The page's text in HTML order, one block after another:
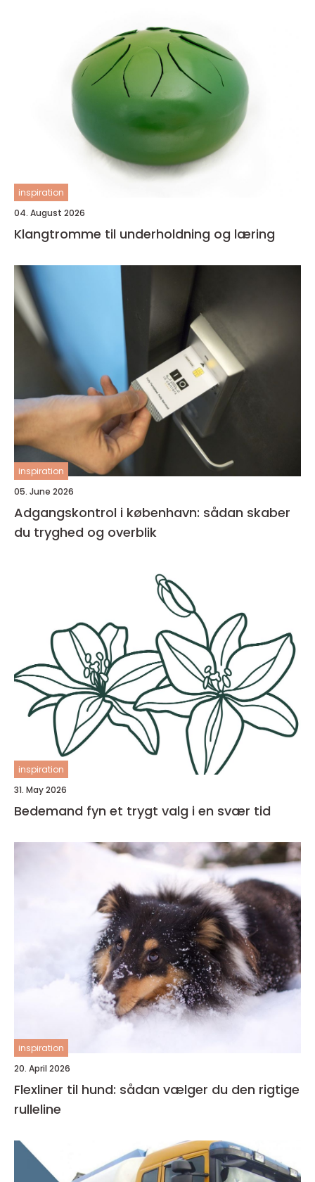
inspiration
04. August 2026
Klangtromme til underholdning og læring
inspiration
05. June 2026
Adgangskontrol i københavn: sådan skaber
du tryghed og overblik
inspiration
31. May 2026
Bedemand fyn et trygt valg i en svær tid
inspiration
20. April 2026
Flexliner til hund: sådan vælger du den rigtige
rulleline